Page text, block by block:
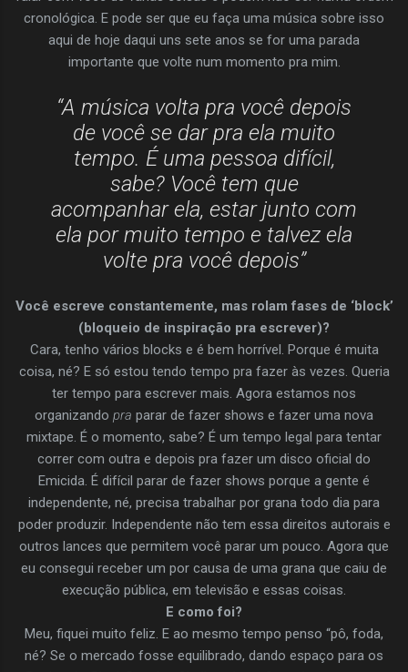
cronológica. E pode ser que eu faça uma música sobre isso
aqui de hoje daqui uns sete anos se for uma parada
importante que volte num momento pra mim.
“A música volta pra você depois
de você se dar pra ela muito
tempo. É uma pessoa difícil,
sabe? Você tem que
acompanhar ela, estar junto com
ela por muito tempo e talvez ela
volte pra você depois”
Você escreve constantemente, mas rolam fases de ‘block’
(bloqueio de inspiração pra escrever)?
Cara, tenho vários blocks e é bem horrível. Porque é muita
coisa, né? E só estou tendo tempo pra fazer às vezes. Queria
ter tempo para escrever mais. Agora estamos nos
organizando pra parar de fazer shows e fazer uma nova
mixtape. É o momento, sabe? É um tempo legal para tentar
correr com outra e depois pra fazer um disco oficial do
Emicida. É difícil parar de fazer shows porque a gente é
independente, né, precisa trabalhar por grana todo dia para
poder produzir. Independente não tem essa direitos autorais e
outros lances que permitem você parar um pouco. Agora que
eu consegui receber um por causa de uma grana que caiu de
execução pública, em televisão e essas coisas.
E como foi?
Meu, fiquei muito feliz. E ao mesmo tempo penso “pô, foda,
né? Se o mercado fosse equilibrado, dando espaço para os